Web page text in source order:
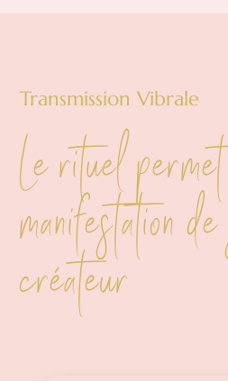
Transmission Vibrale
Le rituel
manifestation
créateur